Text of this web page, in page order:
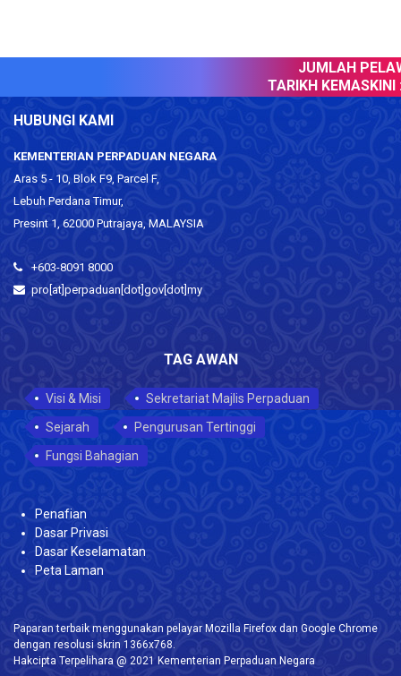
JUMLAH
TARIKH KEMASKINI :
HUBUNGI KAMI
KEMENTERIAN PERPADUAN NEGARA
Aras 5 - 10, Blok F9, Parcel F,
Lebuh Perdana Timur,
Presint 1, 62000 Putrajaya, MALAYSIA
+603-8091 8000
pro[at]perpaduan[dot]gov[dot]my
TAG AWAN
Visi & Misi
Sekretariat Majlis Perpaduan
Sejarah
Pengurusan Tertinggi
Fungsi Bahagian
Penafian
Dasar Privasi
Dasar Keselamatan
Peta Laman
Paparan terbaik menggunakan pelayar Mozilla Firefox dan Google Chrome
dengan resolusi skrin 1366x768.
Hakcipta Terpelihara @ 2021 Kementerian Perpaduan Negara